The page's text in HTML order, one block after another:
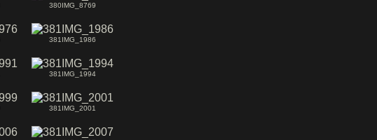
380IMG_8769
381IMG_1986
381IMG_1994
381IMG_2001